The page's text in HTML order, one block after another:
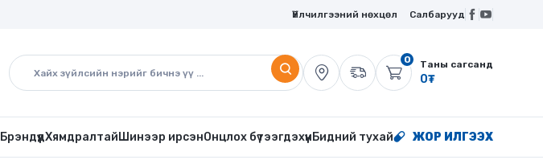
Үйлчилгээний нөхцөл Салбарууд
0 Таны сагсанд
0₮
БрэндүүдХямдралтайШинээр ирсэнОнцлох бүтээгдэхүүнБидний тухай ЖОР ИЛГЭЭХ